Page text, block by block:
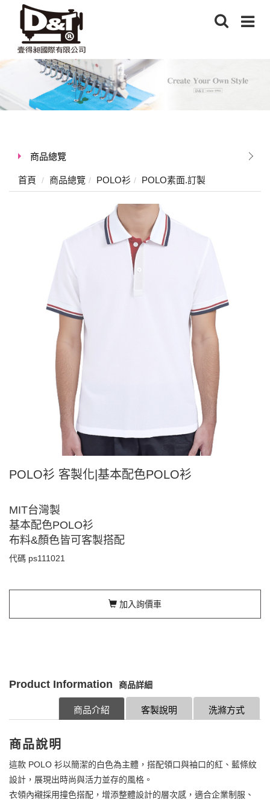
商品總覽
首頁 商品總覽 POLO衫 POLO素面.訂製
POLO衫 客製化|基本配色POLO衫
MIT台灣製
基本配色POLO衫
布料&顏色皆可客製搭配
代碼 ps111021
加入詢價車
Product Information 商品詳細
洗滌方式
客製說明
商品介紹
商品說明
這款 POLO 衫以簡潔的白色為主體，搭配領口與袖口的紅、藍條紋
設計，展現出時尚與活力並存的風格。
衣領內襯採用撞色搭配，增添整體設計的層次感，適合企業制服、